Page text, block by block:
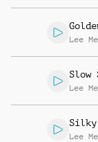
Lee
Slow
Lee
Silky
Lee